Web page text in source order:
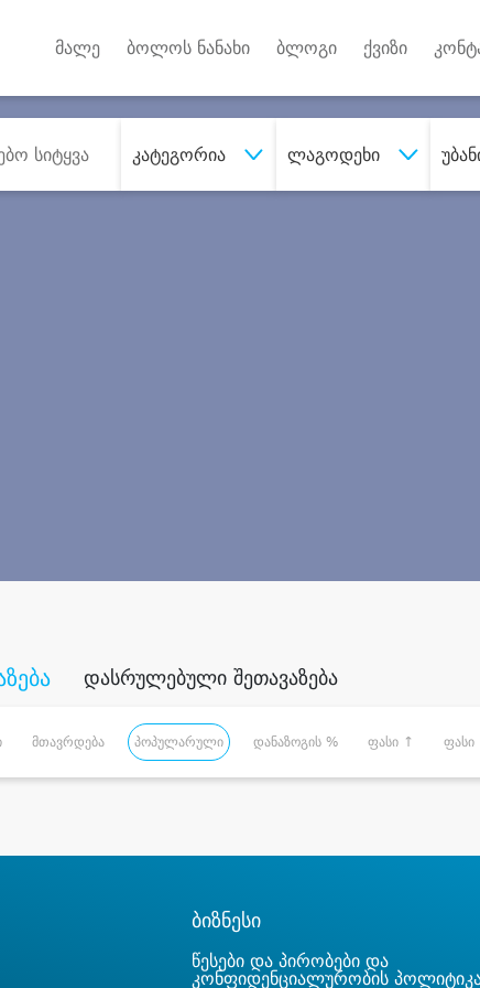
მალე ბოლოს ნანახი ბლოგი ქვიზი
კატეგორია ლაგოდეხი
დასრულებული შეთავაზება
მთავრდება პოპულარული დანაზოგის % ფასი ↑ ფასი
ბიზნესი
წესები და პირობები და
კონფიდენციალურობის